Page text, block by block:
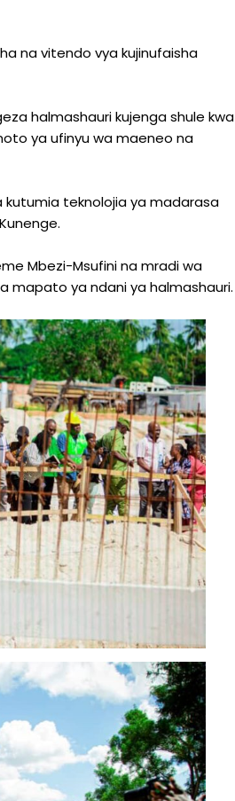
na vitendo vya kujinufaisha
halmashauri kujenga shule kwa
ya ufinyu wa maeneo na
kutumia teknolojia ya madarasa
Mbezi-Msufini na mradi wa
mapato ya ndani ya halmashauri.